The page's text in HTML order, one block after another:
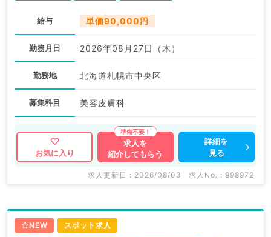
給与 単価90,000円
勤務月日 2026年08月27日（木）
勤務地 北海道札幌市中央区
募集科目 美容皮膚科
お気に入り
求人を
紹介してもらう
詳細を
見る
求人更新日 : 2026/08/03 求人No. : 998972
NEW スポット求人